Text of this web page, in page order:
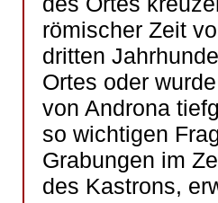
römischer Zeit
dritten
Ortes oder
von Androna
so wichtigen
Grabungen im
des Kastrons,